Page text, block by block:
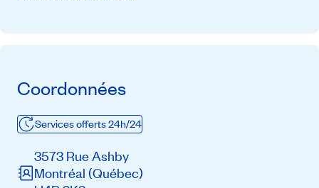
Coordonnées
Services offerts 24h/24
3573 Rue Ashby
Montréal (Québec)